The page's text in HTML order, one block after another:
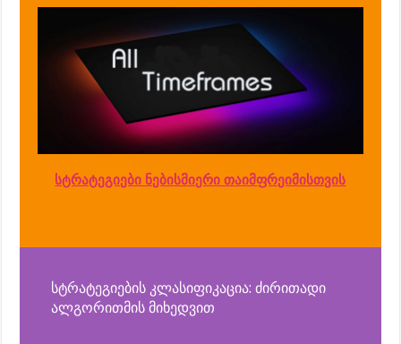
სტრატეგიები ნებისმიერი თაიმფრეიმისთვის
სტრატეგიების კლასიფიკაცია: ძირითადი
ალგორითმის მიხედვით